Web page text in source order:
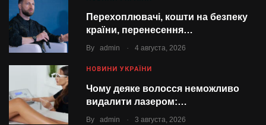
Перехоплювачі, кошти на безпеку
країни, перенесення…
By admin 4 августа, 2026
НОВИНИ УКРАЇНИ
Чому деяке волосся неможливо
видалити лазером:…
By admin 3 августа, 2026